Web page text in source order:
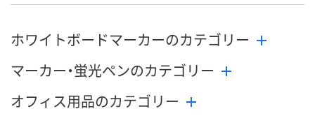
ホワイトボードマーカーのカテゴリー
マーカー・蛍光ペンのカテゴリー
オフィス用品のカテゴリー